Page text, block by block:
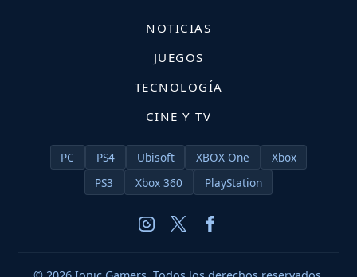
NOTICIAS
JUEGOS
TECNOLOGÍA
CINE Y TV
PC PS4 Ubisoft XBOX One
Xbox
PS3
Xbox 360 PlayStation